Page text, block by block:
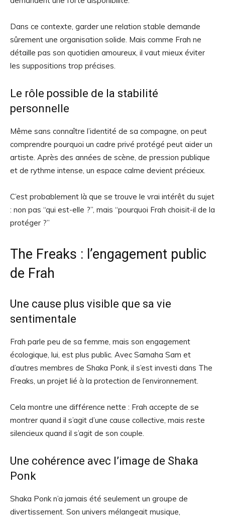
Dans ce contexte, garder une relation stable demande
sûrement une organisation solide. Mais comme Frah ne
détaille pas son quotidien amoureux, il vaut mieux éviter
les suppositions trop précises.
Le rôle possible de la stabilité
personnelle
Même sans connaître l’identité de sa compagne, on peut
comprendre pourquoi un cadre privé protégé peut aider un
artiste. Après des années de scène, de pression publique
et de rythme intense, un espace calme devient précieux.
C’est probablement là que se trouve le vrai intérêt du sujet
: non pas “qui est-elle ?”, mais “pourquoi Frah choisit-il de la
protéger ?”
The Freaks : l’engagement public
de Frah
Une cause plus visible que sa vie
sentimentale
Frah parle peu de sa femme, mais son engagement
écologique, lui, est plus public. Avec Samaha Sam et
d’autres membres de Shaka Ponk, il s’est investi dans The
Freaks, un projet lié à la protection de l’environnement.
Cela montre une différence nette : Frah accepte de se
montrer quand il s’agit d’une cause collective, mais reste
silencieux quand il s’agit de son couple.
Une cohérence avec l’image de Shaka
Ponk
Shaka Ponk n’a jamais été seulement un groupe de
divertissement. Son univers mélangeait musique,